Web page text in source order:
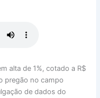
alta de 1%, cotado a R$
pregão no campo
de dados do